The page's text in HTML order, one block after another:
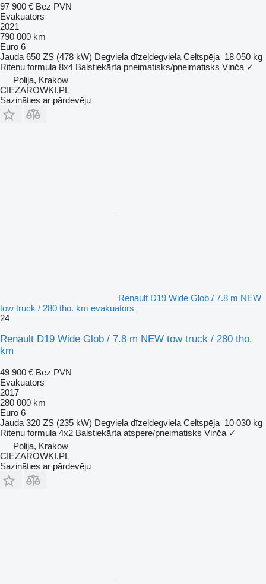
97 900 € Bez PVN
Evakuators
2021
790 000 km
Euro 6
Jauda 650 ZS (478 kW) Degviela dīzeļdegviela Celtspēja 18 050 kg
Riteņu formula 8x4 Balstiekārta pneimatisks/pneimatisks Vinča ✓
Polija, Krakow
CIEZAROWKI.PL
Sazināties ar pārdevēju
Renault D19 Wide Glob / 7.8 m NEW
tow truck / 280 tho. km evakuators
24
Renault D19 Wide Glob / 7.8 m NEW tow truck / 280 tho.
km
49 900 € Bez PVN
Evakuators
2017
280 000 km
Euro 6
Jauda 320 ZS (235 kW) Degviela dīzeļdegviela Celtspēja 10 030 kg
Riteņu formula 4x2 Balstiekārta atspere/pneimatisks Vinča ✓
Polija, Krakow
CIEZAROWKI.PL
Sazināties ar pārdevēju